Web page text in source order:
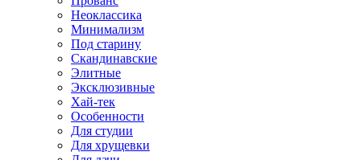
Неоклассика
Минимализм
Под старину
Скандинавские
Элитные
Эксклюзивные
Хай-тек
Особенности
Для студии
Для хрущевки